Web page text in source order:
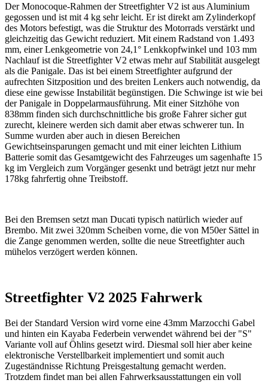
Der Monocoque-Rahmen der Streetfighter V2 ist aus Aluminium
gegossen und ist mit 4 kg sehr leicht. Er ist direkt am Zylinderkopf
des Motors befestigt, was die Struktur des Motorrads verstärkt und
gleichzeitig das Gewicht reduziert. Mit einem Radstand von 1.493
mm, einer Lenkgeometrie von 24,1° Lenkkopfwinkel und 103 mm
Nachlauf ist die Streetfighter V2 etwas mehr auf Stabilität ausgelegt
als die Panigale. Das ist bei einem Streetfighter aufgrund der
aufrechten Sitzposition und des breiten Lenkers auch notwendig, da
diese eine gewisse Instabilität begünstigen. Die Schwinge ist wie bei
der Panigale in Doppelarmausführung. Mit einer Sitzhöhe von
838mm finden sich durchschnittliche bis große Fahrer sicher gut
zurecht, kleinere werden sich damit aber etwas schwerer tun. In
Summe wurden aber auch in diesen Bereichen
Gewichtseinsparungen gemacht und mit einer leichten Lithium
Batterie somit das Gesamtgewicht des Fahrzeuges um sagenhafte 15
kg im Vergleich zum Vorgänger gesenkt und beträgt jetzt nur mehr
178kg fahrfertig ohne Treibstoff.
Bei den Bremsen setzt man Ducati typisch natürlich wieder auf
Brembo. Mit zwei 320mm Scheiben vorne, die von M50er Sättel in
die Zange genommen werden, sollte die neue Streetfighter auch
mühelos verzögert werden können.
Streetfighter V2 2025 Fahrwerk
Bei der Standard Version wird vorne eine 43mm Marzocchi Gabel
und hinten ein Kayaba Federbein verwendet während bei der "S"
Variante voll auf Öhlins gesetzt wird. Diesmal soll hier aber keine
elektronische Verstellbarkeit implementiert und somit auch
Zugeständnisse Richtung Preisgestaltung gemacht werden.
Trotzdem findet man bei allen Fahrwerksausstattungen ein voll